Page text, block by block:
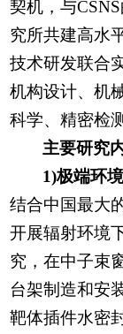
契机，与
究所共建高水
技术研发联合
机构设计、机
科学、精密检
主要研究
1)极端环
结合中国最大
开展辐射环境
究，在中子束
台架制造和安
靶体插件水密